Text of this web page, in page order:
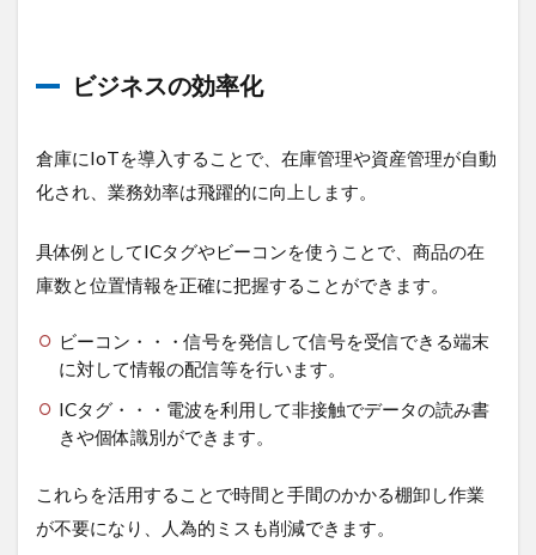
ビジネスの効率化
倉庫にIoTを導入することで、在庫管理や資産管理が自動
化され、業務効率は飛躍的に向上します。
具体例としてICタグやビーコンを使うことで、商品の在
庫数と位置情報を正確に把握することができます。
ビーコン・・・信号を発信して信号を受信できる端末
に対して情報の配信等を行います。
ICタグ・・・電波を利用して非接触でデータの読み書
きや個体識別ができます。
これらを活用することで時間と手間のかかる棚卸し作業
が不要になり、人為的ミスも削減できます。